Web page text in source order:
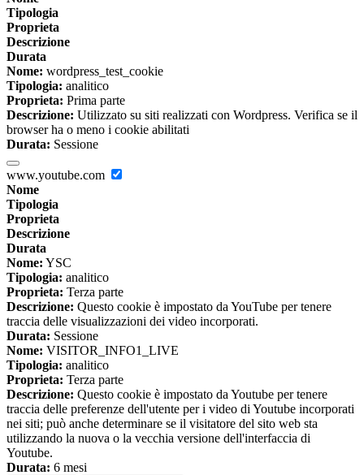
Tipologia
Proprieta
Descrizione
Durata
Nome: wordpress_test_cookie
Tipologia: analitico
Proprieta: Prima parte
Descrizione: Utilizzato su siti realizzati con Wordpress. Verifica se il
browser ha o meno i cookie abilitati
Durata: Sessione
www.youtube.com
Nome
Tipologia
Proprieta
Descrizione
Durata
Nome: YSC
Tipologia: analitico
Proprieta: Terza parte
Descrizione: Questo cookie è impostato da YouTube per tenere
traccia delle visualizzazioni dei video incorporati.
Durata: Sessione
Nome: VISITOR_INFO1_LIVE
Tipologia: analitico
Proprieta: Terza parte
Descrizione: Questo cookie è impostato da Youtube per tenere
traccia delle preferenze dell'utente per i video di Youtube incorporati
nei siti; può anche determinare se il visitatore del sito web sta
utilizzando la nuova o la vecchia versione dell'interfaccia di
Youtube.
Durata: 6 mesi